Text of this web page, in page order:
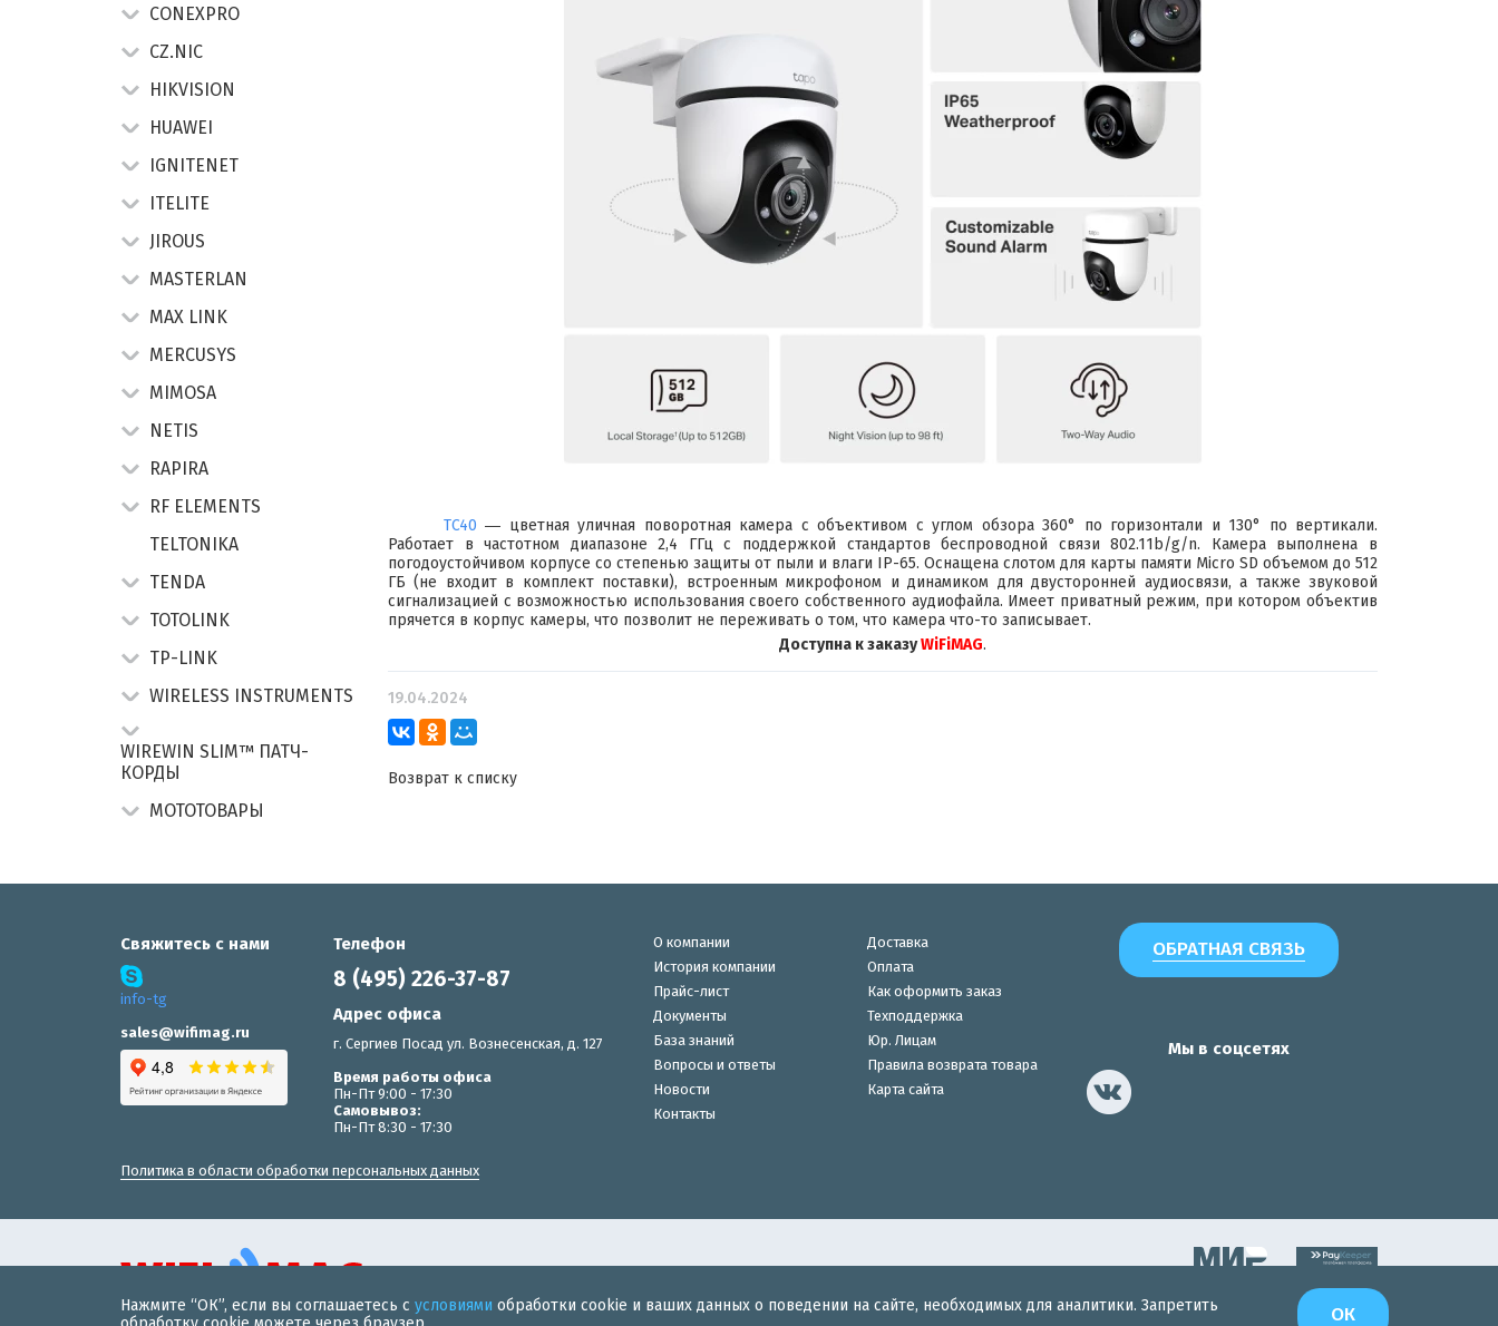
Нажмите “ОК”, если вы соглашаетесь с условиями обработки cookie и ваших данных о поведении на сайте, необходимых для аналитики. Запретить
ОК
TC40 ― цветная уличная поворотная камера с объективом с углом обзора 360° по горизонтали и 130° по вертикали.
Работает в частотном диапазоне 2,4 ГГц с поддержкой стандартов беспроводной связи 802.11b/g/n. Камера выполнена в
погодоустойчивом корпусе со степенью защиты от пыли и влаги IP-65. Оснащена слотом для карты памяти Micro SD объемом до 512
ГБ (не входит в комплект поставки), встроенным микрофоном и динамиком для двусторонней аудиосвязи, а также звуковой
сигнализацией с возможностью использования своего собственного аудиофайла. Имеет приватный режим, при котором объектив
прячется в корпус камеры, что позволит не переживать о том, что камера что-то записывает.
Доступна к заказуWiFiMAG.
19.04.2024
Возврат к списку
CONEXPRO
CZ.NIC
HIKVISION
HUAWEI
IGNITENET
ITELITE
JIROUS
MASTERLAN
MAX LINK
MERCUSYS
MIMOSA
NETIS
RAPIRA
RF ELEMENTS
TELTONIKA
TENDA
TOTOLINK
TP-LINK
WIRELESS INSTRUMENTS
WIREWIN SLIM™ ПАТЧ-
КОРДЫ
МОТОТОВАРЫ
Свяжитесь с нами
info-tg
sales@wifimag.ru
Телефон
8 (495) 226-37-87
Адрес офиса
г. Сергиев Посад ул. Вознесенская, д. 127
Время работы офиса
Пн-Пт 9:00 - 17:30
Самовывоз:
Пн-Пт 8:30 - 17:30
О компании
История компании
Прайс-лист
Документы
База знаний
Вопросы и ответы
Новости
Контакты
Доставка
Оплата
Как оформить заказ
Техподдержка
Юр. Лицам
Правила возврата товара
Карта сайта
ОБРАТНАЯ СВЯЗЬ
Мы в соцсетях
Политика в области обработки персональных данных
© 2019 «WiFiMAG» - интернет-магазин wi-fi оборудования для беспроводного интернета.
Разработка сайта